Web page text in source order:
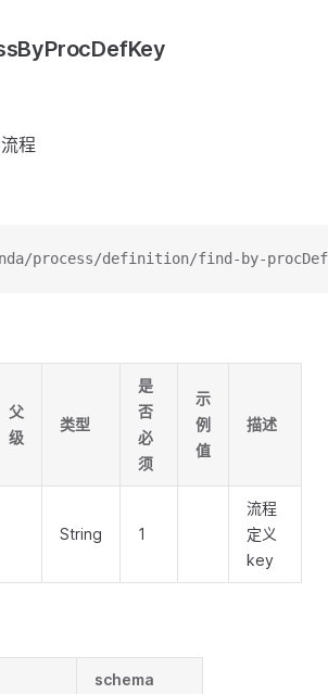
程
process/definition/find-by-
父
级
类型
是
否
必
须
示
例
值
描述
String 1
流程
定义
key
schema